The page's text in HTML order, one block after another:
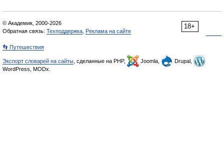
18+
© Академик, 2000-2026
Обратная связь: Техподдержка Реклама на сайте
👣 Путешествия
Экспорт словарей на сайты , сделанные на PHP, Joomla,
Drupal,
WordPress, MODx.